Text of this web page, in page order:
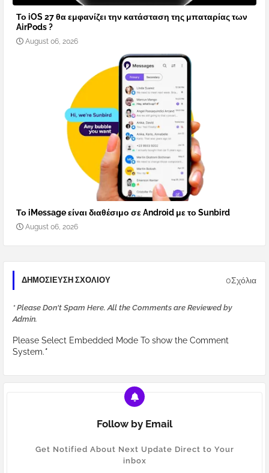
Το iOS 27 θα εμφανίζει την κατάσταση της μπαταρίας των
AirPods ?
August 06, 2026
Το iMessage είναι διαθέσιμο σε Android με το Sunbird
August 06, 2026
ΔΗΜΟΣΊΕΥΣΗ ΣΧΟΛΊΟΥ 0Σχόλια
* Please Don't Spam Here. All the Comments are Reviewed by
Admin.
Please Select Embedded Mode To show the Comment
System.*
Follow by Email
Get Notified About Next Update Direct to Your
inbox